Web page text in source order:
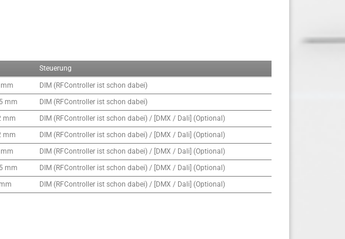
Steuerung
DIM (RFController ist schon dabei)
mm
DIM (RFController ist schon dabei)
mm
DIM (RFController ist schon dabei) / [DMX / Dali] (Optional)
mm
DIM (RFController ist schon dabei) / [DMX / Dali] (Optional)
DIM (RFController ist schon dabei) / [DMX / Dali] (Optional)
mm
DIM (RFController ist schon dabei) / [DMX / Dali] (Optional)
DIM (RFController ist schon dabei) / [DMX / Dali] (Optional)